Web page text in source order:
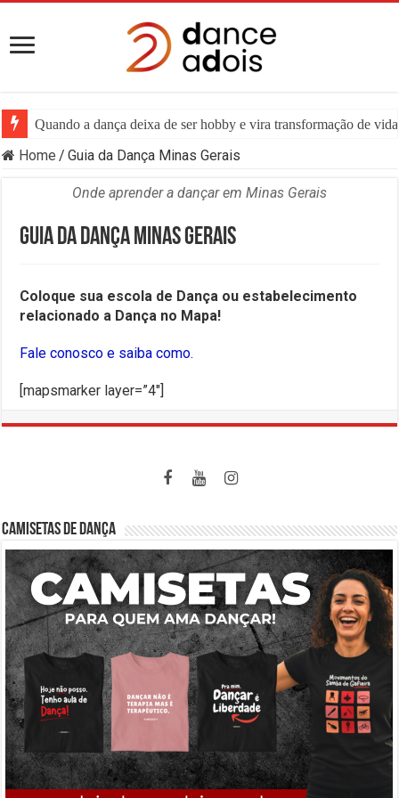
Quando a dança deixa de ser hobby e vira transformação de
Home / Guia da Dança Minas Gerais
Onde aprender a dançar em Minas Gerais
Guia da Dança Minas Gerais
Coloque sua escola de Dança ou estabelecimento
relacionado a Dança no Mapa!
Fale conosco e saiba como.
[mapsmarker layer=”4″]
CAMISETAS DE DANÇA